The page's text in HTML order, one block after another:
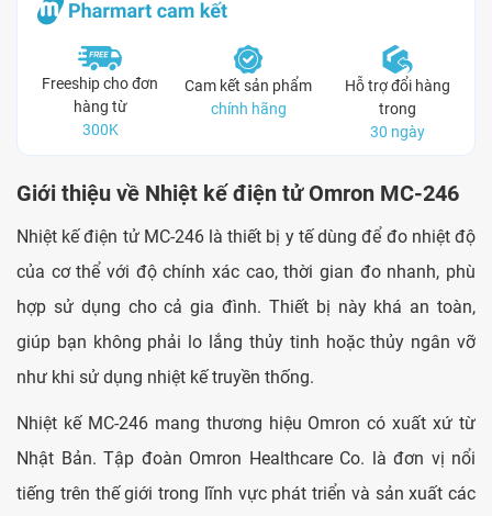
Freeship cho đơn
hàng từ
300K
Cam kết sản phẩm
chính hãng
Hỗ trợ đổi hàng
trong
30 ngày
Giới thiệu về Nhiệt kế điện tử Omron MC-246
Nhiệt kế điện tử MC-246 là thiết bị y tế dùng để đo nhiệt độ
của cơ thể với độ chính xác cao, thời gian đo nhanh, phù
hợp sử dụng cho cả gia đình. Thiết bị này khá an toàn,
giúp bạn không phải lo lắng thủy tinh hoặc thủy ngân vỡ
như khi sử dụng nhiệt kế truyền thống.
Nhiệt kế MC-246 mang thương hiệu Omron có xuất xứ từ
Nhật Bản. Tập đoàn Omron Healthcare Co. là đơn vị nổi
tiếng trên thế giới trong lĩnh vực phát triển và sản xuất các